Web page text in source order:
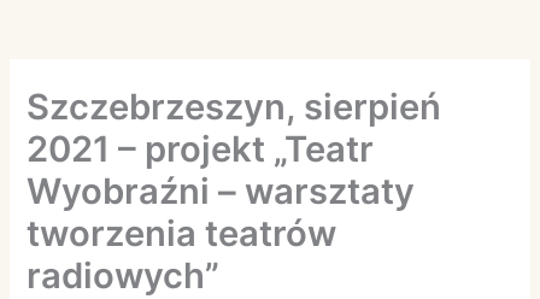
Szczebrzeszyn, sierpień
2021 – projekt „Teatr
Wyobraźni – warsztaty
tworzenia teatrów
radiowych”